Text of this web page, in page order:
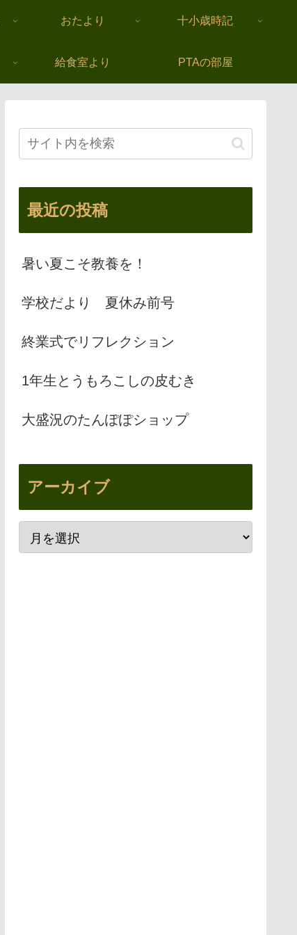
おたより 十小歳時記
給食室より PTAの部屋
最近の投稿
暑い夏こそ教養を！
学校だより 夏休み前号
終業式でリフレクション
1年生とうもろこしの皮むき
大盛況のたんぽぽショップ
アーカイブ